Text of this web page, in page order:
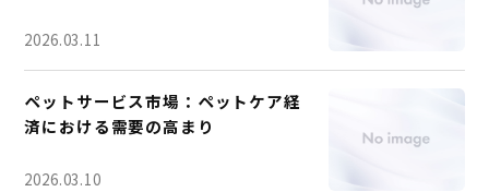
2026.03.11
ペットサービス市場：ペットケア経
済における需要の高まり
2026.03.10